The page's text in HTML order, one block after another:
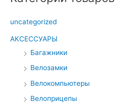
uncategorized
АКСЕССУАРЫ
Багажники
Велозамки
Велокомпьютеры
Велоприцепы